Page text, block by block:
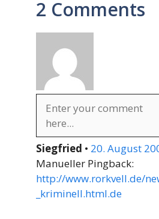
2 Comments
Siegfried • 20. August
Manueller Pingback:
http://www.rorkvell.de/
_kriminell.html.de